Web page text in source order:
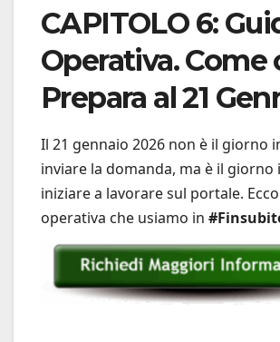
CAPITOLO 6:
Operativa. Come
Prepara al 21
Il 21 gennaio 2026 non è il giorno
inviare la domanda, ma è il giorno
iniziare a lavorare sul portale.
operativa che usiamo in